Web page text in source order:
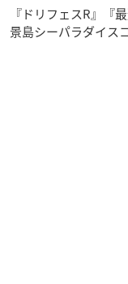
『ドリフェスR』『
景島シーパラダイス